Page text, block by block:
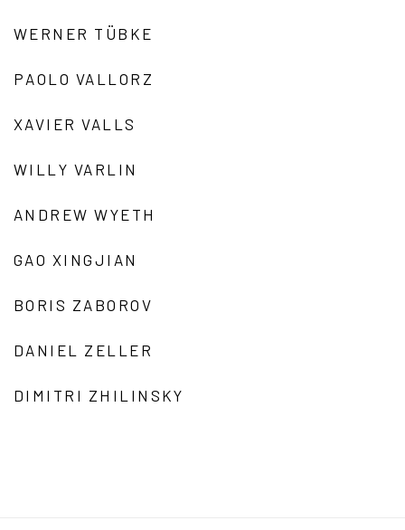
WERNER TÜBKE
PAOLO VALLORZ
XAVIER VALLS
WILLY VARLIN
ANDREW WYETH
GAO XINGJIAN
BORIS ZABOROV
DANIEL ZELLER
DIMITRI ZHILINSKY